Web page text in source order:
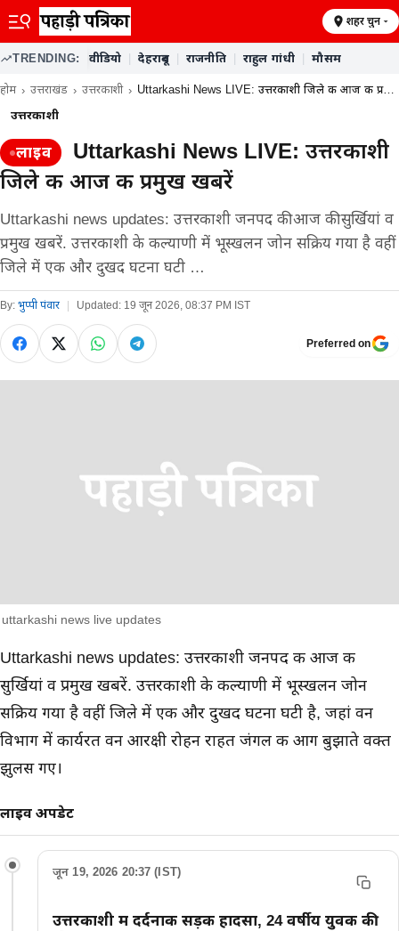
शहर चुनें
TRENDING: वीडियो देहरादून राजनीति राहुल गांधी मौसम
होम उत्तराखंड उत्तरकाशी Uttarkashi News LIVE: उत्तरकाशी जिले की आज की प्रमुख…
उत्तरकाशी
लाइव
Uttarkashi News LIVE: उत्तरकाशी
जिले की आज की प्रमुख खबरें
Uttarkashi news updates: उत्तरकाशी जनपद की आज की सुर्खियां व
प्रमुख खबरें. उत्तरकाशी के कल्याणी में भूस्खलन जोन सक्रिय गया है वहीं
जिले में एक और दुखद घटना घटी …
By: भुप्पी पंवार Updated: 19 जून 2026, 08:37 PM IST
Preferred on
uttarkashi news live updates
मुख्य समाचार
Uttarkashi news updates: उत्तरकाशी जनपद की आज की
सुर्खियां व प्रमुख खबरें. उत्तरकाशी के कल्याणी में भूस्खलन जोन
सक्रिय गया है वहीं जिले में एक और दुखद घटना घटी है, जहां वन
विभाग में कार्यरत वन आरक्षी रोहन राहत जंगल की आग बुझाते वक्त
झुलस गए।
लाइव अपडेट
जून 19, 2026 20:37 (IST)
उत्तरकाशी में दर्दनाक सड़क हादसा, 24 वर्षीय युवक की